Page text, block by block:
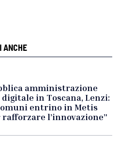
ANCHE
amministrazione
in Toscana, Lenzi:
entrino in Metis
rafforzare l’innovazione”